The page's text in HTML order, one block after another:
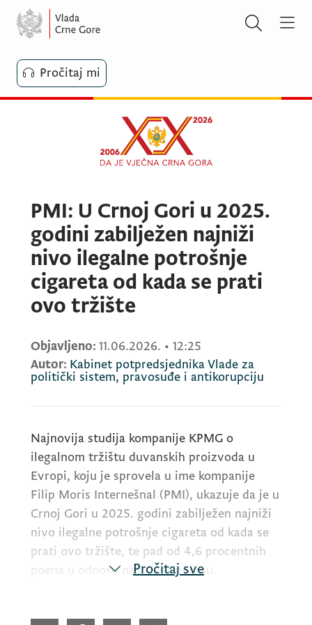
Pročitaj mi
PMI: U Crnoj Gori u 2025.
godini zabilježen najniži
nivo ilegalne potrošnje
cigareta od kada se prati
ovo tržište
Objavljeno: 11.06.2026. • 12:25
Autor: Kabinet potpredsjednika Vlade za
politički sistem, pravosuđe i antikorupciju
Najnovija studija kompanije KPMG o
ilegalnom tržištu duvanskih proizvoda u
Evropi, koju je sprovela u ime kompanije
Filip Moris Internešnal (PMI), ukazuje da je u
Crnoj Gori u 2025. godini zabilježen najniži
nivo ilegalne potrošnje cigareta od kada se
prati ovo tržište, te pad od 4,6 procentnih
poena u odnosu na 2024. godinu.
Pročitaj sve